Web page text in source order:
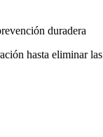
duradera
hasta eliminar las